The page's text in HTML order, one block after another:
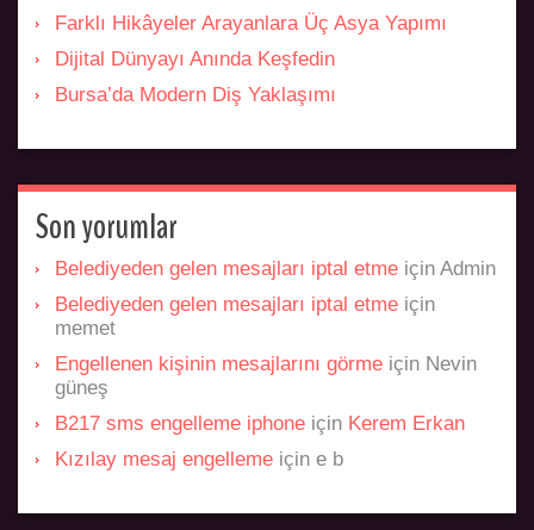
Farklı Hikâyeler Arayanlara Üç Asya Yapımı
Dijital Dünyayı Anında Keşfedin
Bursa’da Modern Diş Yaklaşımı
Son yorumlar
Belediyeden gelen mesajları iptal etme için Admin
Belediyeden gelen mesajları iptal etme için
memet
Engellenen kişinin mesajlarını görme için Nevin
güneş
B217 sms engelleme iphone için Kerem Erkan
Kızılay mesaj engelleme için e b